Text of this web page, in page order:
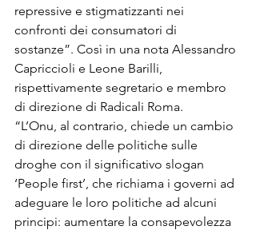
repressive e stigmatizzanti nei
confronti dei consumatori di
sostanze”. Così in una nota Alessandro
Capriccioli e Leone Barilli,
rispettivamente segretario e membro
di direzione di Radicali Roma.
“L’Onu, al contrario, chiede un cambio
di direzione delle politiche sulle
droghe con il significativo slogan
‘People first’, che richiama i governi ad
adeguare le loro politiche ad alcuni
principi: aumentare la consapevolezza